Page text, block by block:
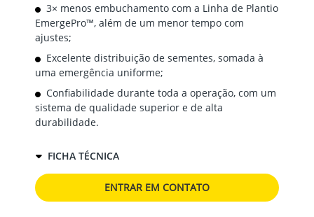
3× menos embuchamento com a Linha de Plantio
EmergePro™, além de um menor tempo com
ajustes;
Excelente distribuição de sementes, somada à
uma emergência uniforme;
Confiabilidade durante toda a operação, com um
sistema de qualidade superior e de alta
durabilidade.
FICHA TÉCNICA
ENTRAR EM CONTATO